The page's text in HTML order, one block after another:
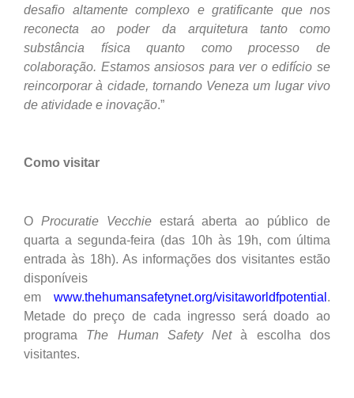
desafio altamente complexo e gratificante que nos
reconecta ao poder da arquitetura tanto como
substância física quanto como processo de
colaboração. Estamos ansiosos para ver o edifício se
reincorporar à cidade, tornando Veneza um lugar vivo
de atividade e inovação.”
Como visitar
O Procuratie Vecchieestará aberta ao público de
quarta a segunda-feira (das 10h às 19h, com última
entrada às 18h). As informações dos visitantes estão
disponíveis
em www.thehumansafetynet.org/visitaworldfpotential .
Metade do preço de cada ingresso será doado ao
programa The Human Safety Netà escolha dos
visitantes.